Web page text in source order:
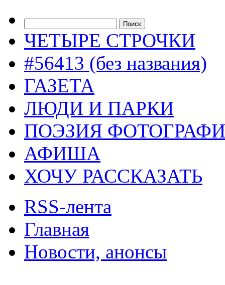
ЧЕТЫРЕ СТРОЧКИ
#56413 (без названия)
ГАЗЕТА
ЛЮДИ И ПАРКИ
ПОЭЗИЯ
АФИША
ХОЧУ РАССКАЗАТЬ
RSS-лента
Главная
Новости, анонсы